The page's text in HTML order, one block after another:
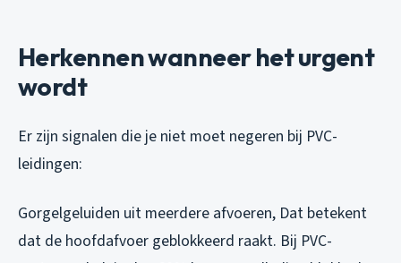
Herkennen wanneer het urgent
wordt
Er zijn signalen die je niet moet negeren bij PVC-
leidingen:
Gorgelgeluiden uit meerdere afvoeren, Dat betekent
dat de hoofdafvoer geblokkeerd raakt. Bij PVC-